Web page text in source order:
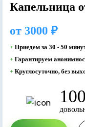
Капельница
от 3000 ₽
+ Приедем за 30 - 50
+ Гарантируем
+ Круглосуточно, без
Ваше имя
Ваш телефон
Наш врач
Ваше имя
Ваш телефон